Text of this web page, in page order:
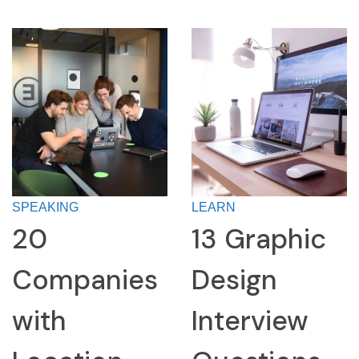
LEARN
13 Graphic
Design
Interview
LEARN
How to
Research a
Company